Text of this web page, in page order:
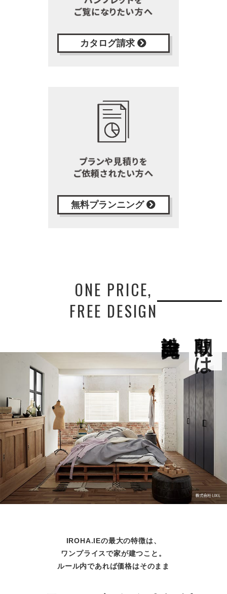
カタログ請求
無料プランニング
ONE PRICE,
FREE DESIGN
間取りは
IROHA.IEの最大の特徴は、
ワンプライスで家が建つこと。
ルール内であれば価格はそのまま